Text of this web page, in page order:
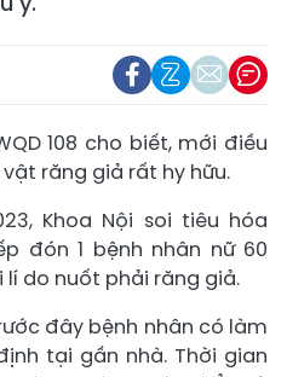
108 cho biết, mới điều
răng giả rất hy hữu.
Khoa Nội soi tiêu hóa
đón 1 bệnh nhân nữ 60
lí do nuốt phải răng giả.
đây bệnh nhân có làm
tại gần nhà. Thời gian